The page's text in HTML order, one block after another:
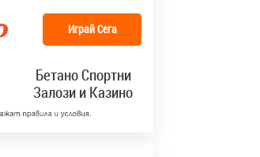
Играй Сега
Бетано Спортни
Залози и Казино